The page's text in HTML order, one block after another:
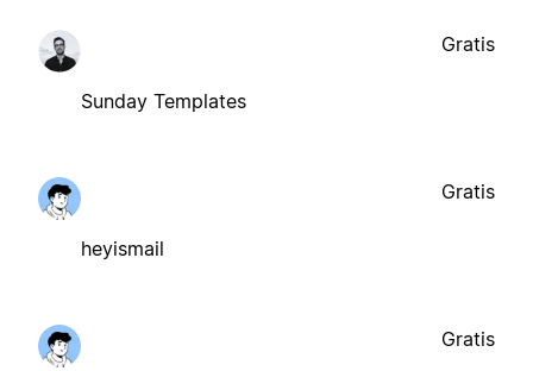
Sunday Templates
Gratis
heyismail
Gratis
Gratis